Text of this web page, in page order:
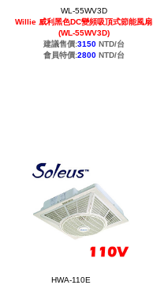
WL-55WV3D
Willie 威利黑色DC變頻吸頂式節能風扇
(WL-55WV3D)
建議售價:3150NTD/台
會員特價:2800NTD/台
HWA-110E